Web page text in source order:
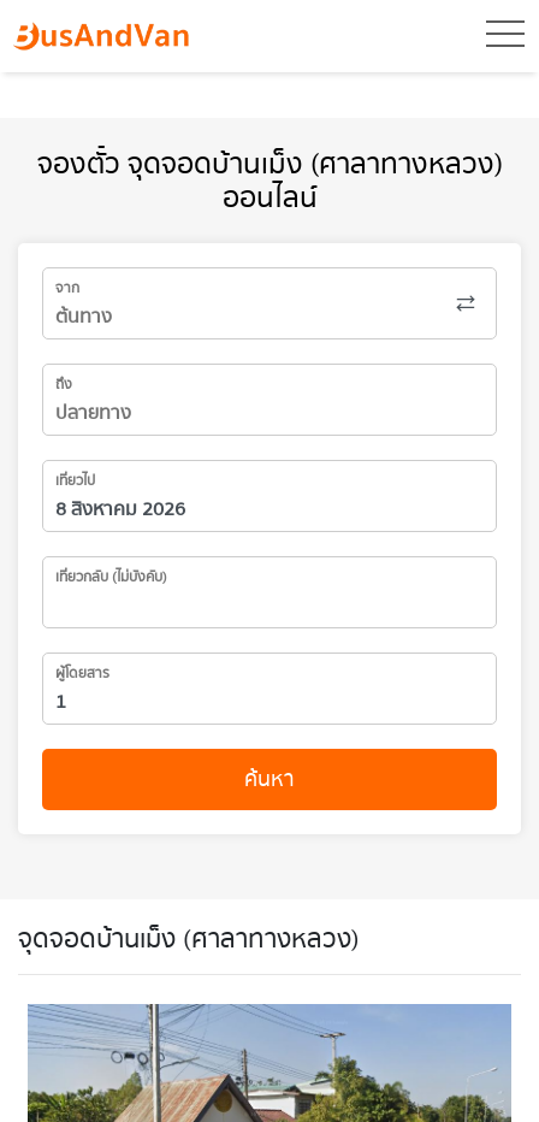
จองตั๋ว จุดจอดบ้านเม็ง (ศาลาทางหลวง)
ออนไลน์
จาก
ถึง
เที่ยวไป
เที่ยวกลับ (ไม่บังคับ)
ผู้โดยสาร
ค้นหา
จุดจอดบ้านเม็ง (ศาลาทางหลวง)